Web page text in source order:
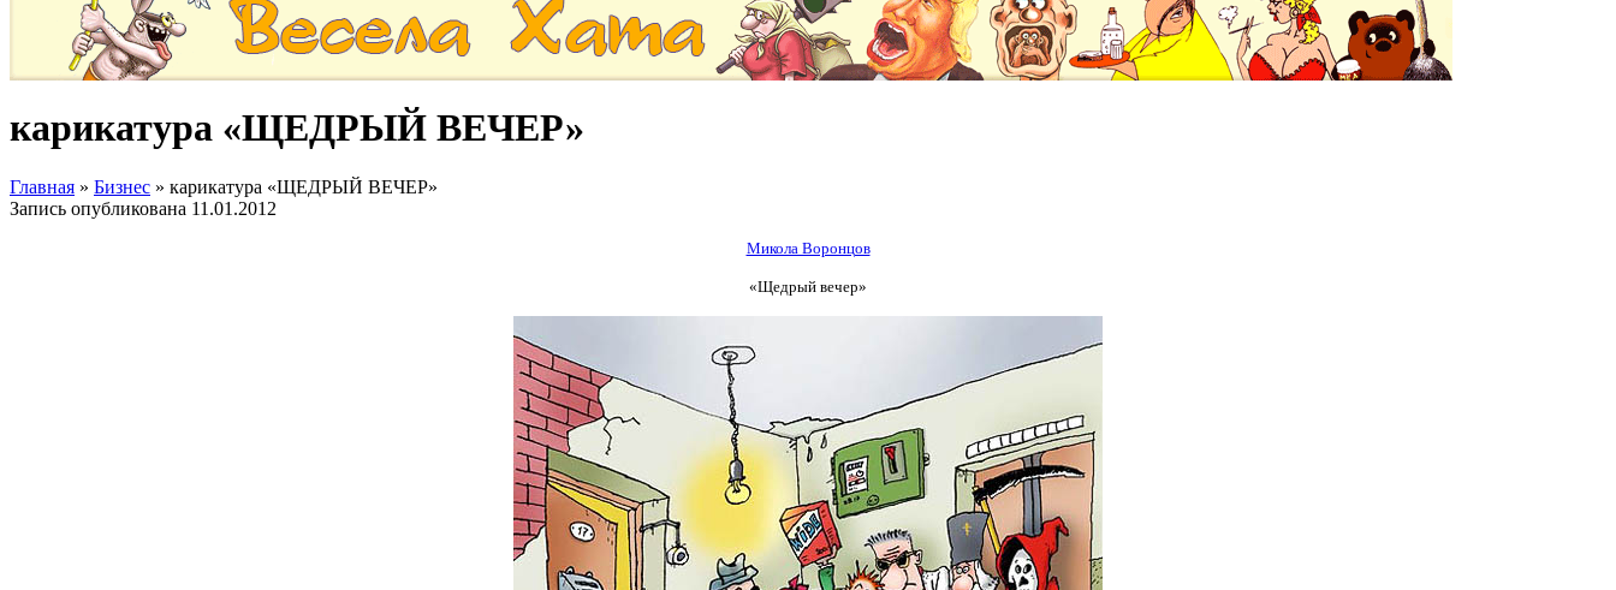
карикатура «ЩЕДРЫЙ ВЕЧЕР»
Главная » Бизнес » карикатура «ЩЕДРЫЙ ВЕЧЕР»
Запись опубликована 11.01.2012
Микола Воронцов
«Щедрый вечер»